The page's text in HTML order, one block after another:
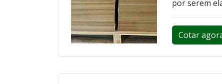
por serem
Cotar